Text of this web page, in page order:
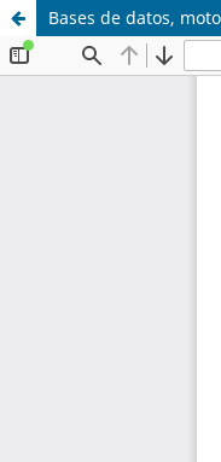
Bases de datos,